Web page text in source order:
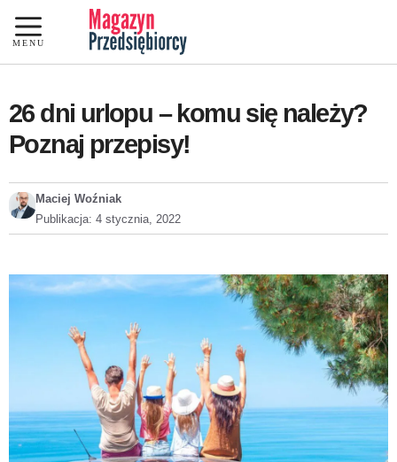
Przejdź
do
treści
MENU
26 dni urlopu – komu się należy?
Poznaj przepisy!
Maciej Woźniak
Publikacja: 4 stycznia, 2022